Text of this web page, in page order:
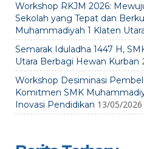
Workshop RKJM 2026:
Sekolah yang Tepat dan
Muhammadiyah 1 Klaten
Semarak Iduladha 1447 H,
Utara Berbagi Hewan Kurban
Workshop Desiminasi
Komitmen SMK
Inovasi Pendidikan 13/05/2026